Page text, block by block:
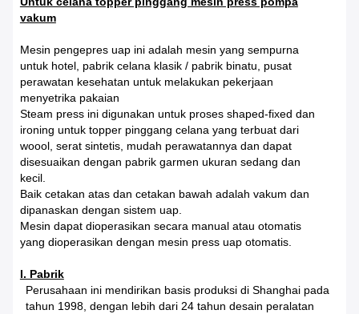
vakum
Mesin pengepres uap ini adalah mesin yang sempurna
untuk hotel, pabrik celana klasik / pabrik binatu, pusat
perawatan kesehatan untuk melakukan pekerjaan
menyetrika pakaian
Steam press ini digunakan untuk proses shaped-fixed dan
ironing untuk topper pinggang celana yang terbuat dari
woool, serat sintetis, mudah perawatannya dan dapat
disesuaikan dengan pabrik garmen ukuran sedang dan
kecil.
Baik cetakan atas dan cetakan bawah adalah vakum dan
dipanaskan dengan sistem uap.
Mesin dapat dioperasikan secara manual atau otomatis
yang dioperasikan dengan mesin press uap otomatis.
I. Pabrik
Perusahaan ini mendirikan basis produksi di Shanghai pada
tahun 1998, dengan lebih dari 24 tahun desain peralatan